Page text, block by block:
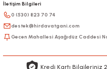
İletişim Bilgileri
0 (530) 823 70 74
destek@hirdavatgani.com
Gecen Mahallesi Aşağıdüz Caddesi
Kredi Kartı Bilgileriniz